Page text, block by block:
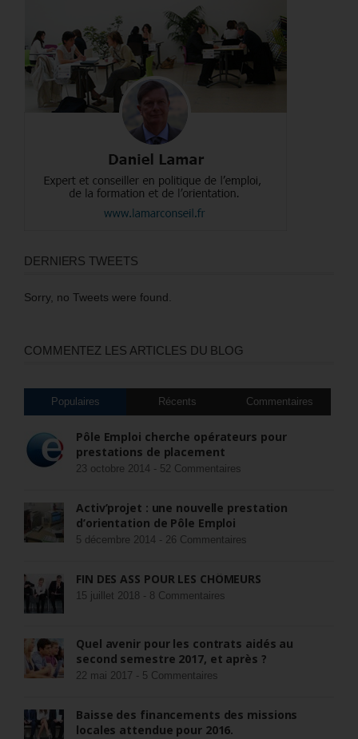
DERNIERS TWEETS
Sorry, no Tweets were found.
COMMENTEZ LES ARTICLES DU BLOG
Populaires Récents Commentaires
Pôle Emploi cherche opérateurs pour
prestations de placement
23 octobre 2014 - 52 Commentaires
Activ’projet : une nouvelle prestation
d’orientation de Pôle Emploi
5 décembre 2014 - 26 Commentaires
FIN DES ASS POUR LES CHÔMEURS
15 juillet 2018 - 8 Commentaires
Quel avenir pour les contrats aidés au
second semestre 2017, et après ?
22 mai 2017 - 5 Commentaires
Baisse des financements des missions
locales attendue pour 2016.